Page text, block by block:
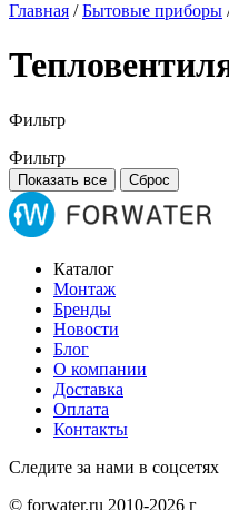
Главная /Бытовые приборы
Фильтр
Фильтр
Показать все Сброс
Каталог
Монтаж
Бренды
Новости
Блог
О компании
Доставка
Оплата
Контакты
Следите за нами в соцсетях
© forwater.ru 2010-2026 г